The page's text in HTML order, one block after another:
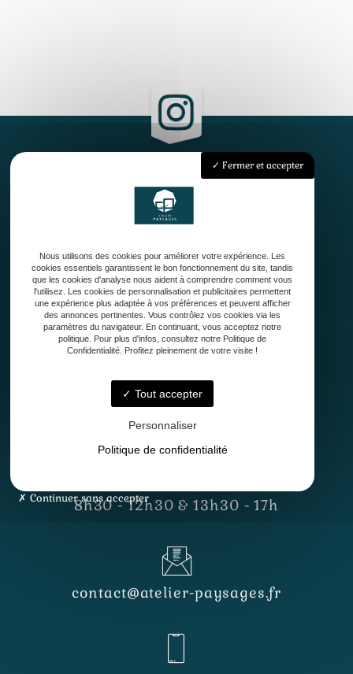
Accueil
Qui sommes-nous ?
Conception
Entretien de jardin
Contact
33127 Saint-Jean-d'Illac
8h30 - 12h30 & 13h30 - 17h
contact@atelier-paysages.fr
Fermer et accepter
Nous utilisons des cookies pour améliorer votre expérience. Les
cookies essentiels garantissent le bon fonctionnement du site, tandis
que les cookies d'analyse nous aident à comprendre comment vous
l'utilisez. Les cookies de personnalisation et publicitaires permettent
une expérience plus adaptée à vos préférences et peuvent afficher
des annonces pertinentes. Vous contrôlez vos cookies via les
paramètres du navigateur. En continuant, vous acceptez notre
politique. Pour plus d'infos, consultez notre Politique de
Confidentialité. Profitez pleinement de votre visite !
Tout accepter
Personnaliser
Politique de confidentialité
Continuer sans accepter